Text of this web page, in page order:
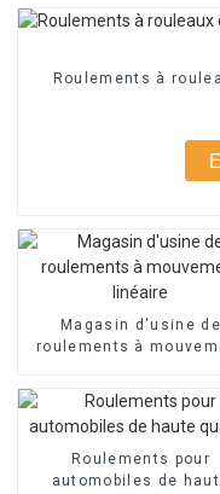
Roulements à
Magasin d'usine de
roulements à
Roulements pour
automobiles de